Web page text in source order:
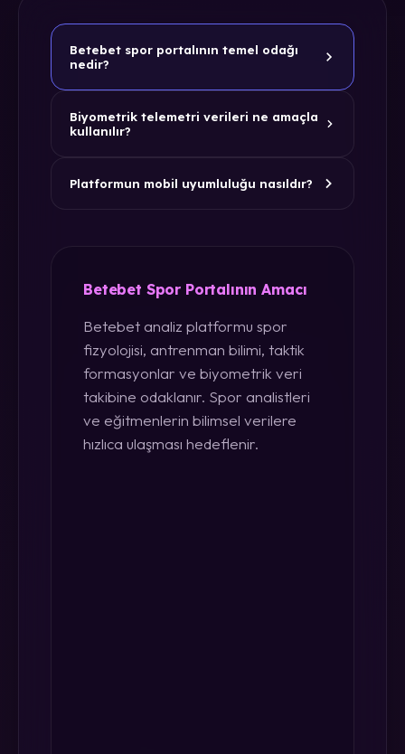
Betebet spor portalının temel odağı
nedir?
Biyometrik telemetri verileri ne amaçla
kullanılır?
Platformun mobil uyumluluğu nasıldır?
Betebet Spor Portalının Amacı
Betebet analiz platformu spor
fizyolojisi, antrenman bilimi, taktik
formasyonlar ve biyometrik veri
takibine odaklanır. Spor analistleri
ve eğitmenlerin bilimsel verilere
hızlıca ulaşması hedeflenir.